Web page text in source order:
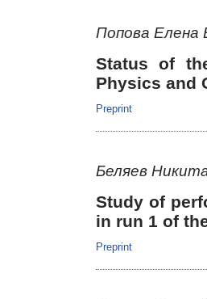
Попова Елена
Status of
Physics and
Preprint
Беляев
Study of
in run 1 of
Preprint